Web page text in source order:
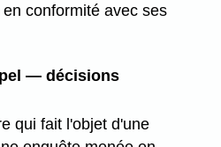
conformité avec ses
— décisions
qui fait l'objet d'une